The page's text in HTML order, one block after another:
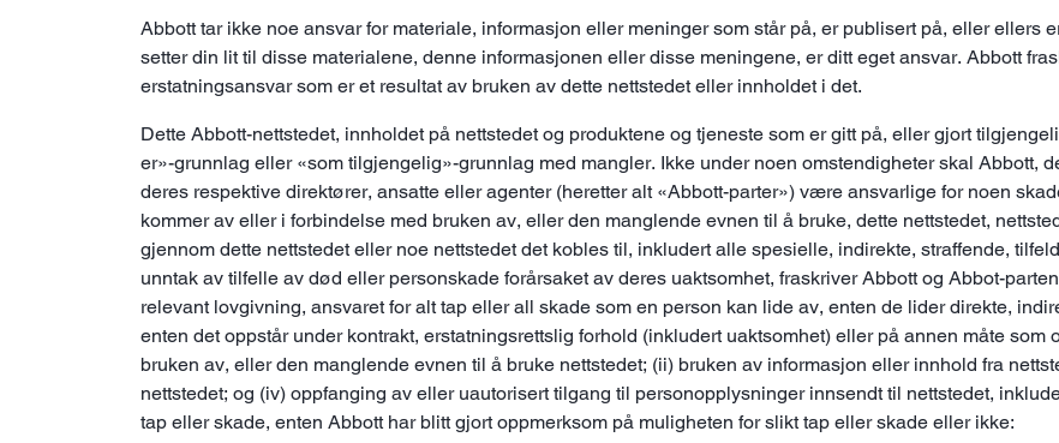
Abbott tar ikke noe ansvar for materiale, informasjon eller meninger som står på, er publisert på, eller ellers
setter din lit til disse materialene, denne informasjonen eller disse meningene, er ditt eget ansvar. Abbott
erstatningsansvar som er et resultat av bruken av dette nettstedet eller innholdet i det.
Dette Abbott-nettstedet, innholdet på nettstedet og produktene og tjeneste som er gitt på, eller gjort
er»-grunnlag eller «som tilgjengelig»-grunnlag med mangler. Ikke under noen omstendigheter skal Abbott,
deres respektive direktører, ansatte eller agenter (heretter alt «Abbott-parter») være ansvarlige for noen
kommer av eller i forbindelse med bruken av, eller den manglende evnen til å bruke, dette nettstedet,
gjennom dette nettstedet eller noe nettstedet det kobles til, inkludert alle spesielle, indirekte, straffende,
unntak av tilfelle av død eller personskade forårsaket av deres uaktsomhet, fraskriver Abbott og Abbot-
relevant lovgivning, ansvaret for alt tap eller all skade som en person kan lide av, enten de lider direkte,
enten det oppstår under kontrakt, erstatningsrettslig forhold (inkludert uaktsomhet) eller på annen måte
bruken av, eller den manglende evnen til å bruke nettstedet; (ii) bruken av informasjon eller innhold fra
nettstedet; og (iv) oppfanging av eller uautorisert tilgang til personopplysninger innsendt til nettstedet,
tap eller skade, enten Abbott har blitt gjort oppmerksom på muligheten for slikt tap eller skade eller ikke: